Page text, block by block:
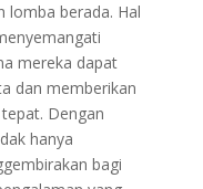
lomba berada. Hal
mereka dapat
dan memberikan
Dengan
hanya
bagi